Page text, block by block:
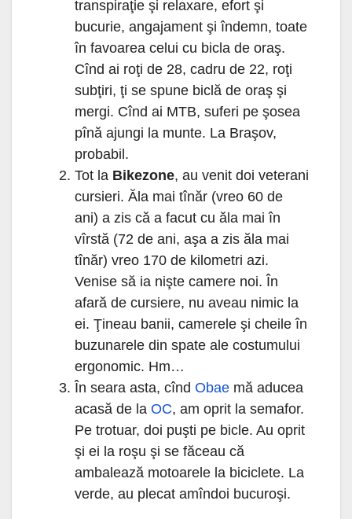
transpiraţie şi relaxare, efort şi
bucurie, angajament şi îndemn, toate
în favoarea celui cu bicla de oraş.
Cînd ai roţi de 28, cadru de 22, roţi
subţiri, ţi se spune biclă de oraş şi
mergi. Cînd ai MTB, suferi pe şosea
pînă ajungi la munte. La Braşov,
probabil.
Tot la Bikezone, au venit doi veterani
cursieri. Ăla mai tînăr (vreo 60 de
ani) a zis că a facut cu ăla mai în
vîrstă (72 de ani, aşa a zis ăla mai
tînăr) vreo 170 de kilometri azi.
Venise să ia nişte camere noi. În
afară de cursiere, nu aveau nimic la
ei. Ţineau banii, camerele şi cheile în
buzunarele din spate ale costumului
ergonomic. Hm…
În seara asta, cînd Obae mă aducea
acasă de la OC, am oprit la semafor.
Pe trotuar, doi puşti pe bicle. Au oprit
şi ei la roşu şi se făceau că
ambalează motoarele la biciclete. La
verde, au plecat amîndoi bucuroşi.